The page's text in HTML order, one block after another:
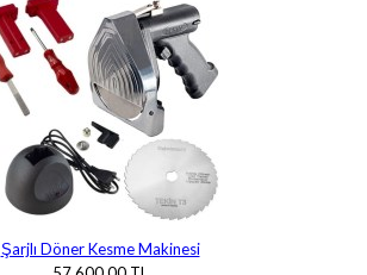
Şarjlı Döner Kesme Makinesi